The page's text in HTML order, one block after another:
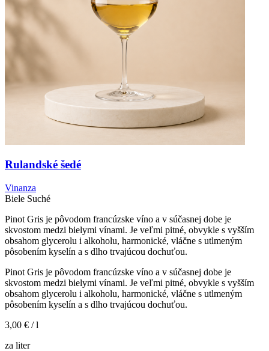
Rulandské šedé
Vinanza
Biele Suché
Pinot Gris je pôvodom francúzske víno a v súčasnej dobe je
skvostom medzi bielymi vínami. Je veľmi pitné, obvykle s vyšším
obsahom glycerolu i alkoholu, harmonické, vláčne s utlmeným
pôsobením kyselín a s dlho trvajúcou dochuťou.
Pinot Gris je pôvodom francúzske víno a v súčasnej dobe je
skvostom medzi bielymi vínami. Je veľmi pitné, obvykle s vyšším
obsahom glycerolu i alkoholu, harmonické, vláčne s utlmeným
pôsobením kyselín a s dlho trvajúcou dochuťou.
3,00 € / l
za liter